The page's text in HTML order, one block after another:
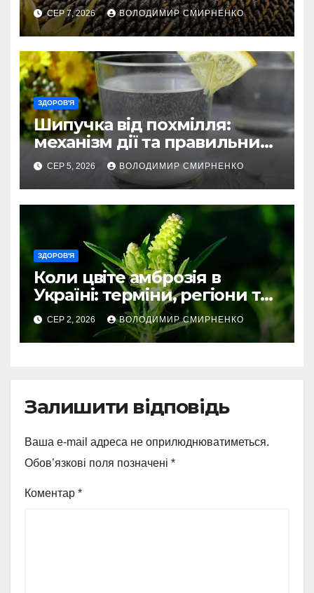
та секрети приготування
СЕР 7, 2026 ВОЛОДИМИР СМИРНЕНКО
ЗДОРОВ'Я
Шипучка від похмілля:
механізм дії та правильний
вибір
СЕР 5, 2026 ВОЛОДИМИР СМИРНЕНКО
ЗДОРОВ'Я
Коли цвіте амброзія в
Україні: терміни, регіони та
ризики
СЕР 2, 2026 ВОЛОДИМИР СМИРНЕНКО
Залишити відповідь
Ваша e-mail адреса не оприлюднюватиметься.
Обов’язкові поля позначені *
Коментар *